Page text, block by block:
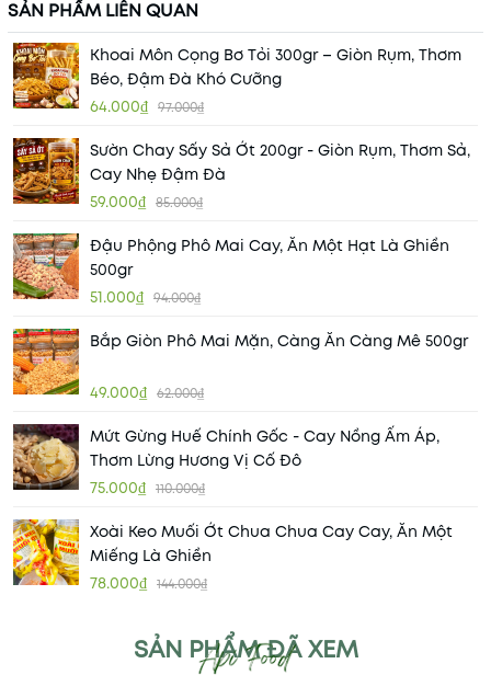
SẢN PHẨM LIÊN QUAN
Khoai Môn Cọng Bơ Tỏi 300gr – Giòn Rụm, Thơm
Béo, Đậm Đà Khó Cưỡng
64.000₫ 97.000₫
Sườn Chay Sấy Sả Ớt 200gr - Giòn Rụm, Thơm Sả,
Cay Nhẹ Đậm Đà
59.000₫ 85.000₫
Đậu Phộng Phô Mai Cay, Ăn Một Hạt Là Ghiền
500gr
51.000₫ 94.000₫
Bắp Giòn Phô Mai Mặn, Càng Ăn Càng Mê 500gr
49.000₫ 62.000₫
Mứt Gừng Huế Chính Gốc - Cay Nồng Ấm Áp,
Thơm Lừng Hương Vị Cố Đô
75.000₫ 110.000₫
Xoài Keo Muối Ớt Chua Chua Cay Cay, Ăn Một
Miếng Là Ghiền
78.000₫ 144.000₫
SẢN PHẨM ĐÃ XEM